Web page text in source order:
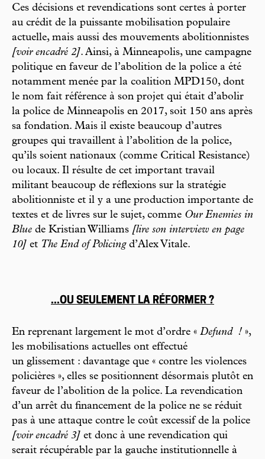
Ces décisions et revendications sont certes à porter
au crédit de la puissante mobilisation populaire
actuelle, mais aussi des mouvements abolitionnistes
[voir encadré 2]. Ainsi, à Minneapolis, une campagne
politique en faveur de l’abolition de la police a été
notamment menée par la coalition MPD150, dont
le nom fait référence à son projet qui était d’abolir
la police de Minneapolis en 2017, soit 150 ans après
sa fondation. Mais il existe beaucoup d’autres
groupes qui travaillent à l’abolition de la police,
qu’ils soient nationaux (comme Critical Resistance)
ou locaux. Il résulte de cet important travail
militant beaucoup de réflexions sur la stratégie
abolitionniste et il y a une production importante de
textes et de livres sur le sujet, comme Our Enemies in
Blue de Kristian Williams [lire son interview en page
10] et The End of Policingd’Alex Vitale.
...OU SEULEMENT LA RÉFORMER ?
En reprenant largement le mot d’ordre « Defund ! »,
les mobilisations actuelles ont effectué
un glissement : davantage que « contre les violences
policières », elles se positionnent désormais plutôt en
faveur de l’abolition de la police. La revendication
d’un arrêt du financement de la police ne se réduit
pas à une attaque contre le coût excessif de la police
[voir encadré 3] et donc à une revendication qui
serait récupérable par la gauche institutionnelle à